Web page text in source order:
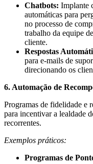
Chatbots: Implante
automáticas para
no processo de
trabalho da equipe
cliente.
Respostas
para e-mails de
direcionando os
6. Automação de
Programas de fidelidade e
para incentivar a lealdade
recorrentes.
Exemplos práticos:
Programas de